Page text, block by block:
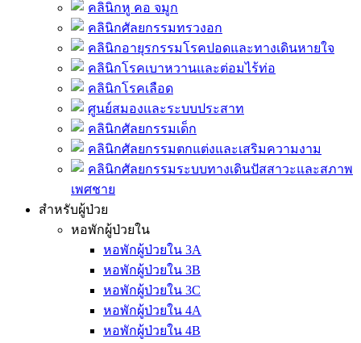
คลินิกหู คอ จมูก
คลินิกศัลยกรรมทรวงอก
คลินิกอายุรกรรมโรคปอดและทางเดินหายใจ
คลินิกโรคเบาหวานและต่อมไร้ท่อ
คลินิกโรคเลือด
ศูนย์สมองและระบบประสาท
คลินิกศัลยกรรมเด็ก
คลินิกศัลยกรรมตกแต่งและเสริมความงาม
คลินิกศัลยกรรมระบบทางเดินปัสสาวะและสภาพ
เพศชาย
สำหรับผู้ป่วย
หอพักผู้ป่วยใน
หอพักผู้ป่วยใน 3A
หอพักผู้ป่วยใน 3B
หอพักผู้ป่วยใน 3C
หอพักผู้ป่วยใน 4A
หอพักผู้ป่วยใน 4B